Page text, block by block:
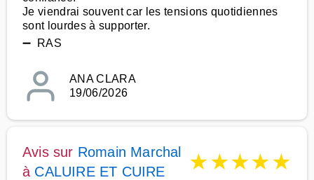
Je viendrai souvent car les tensions quotidiennes
sont lourdes à supporter.
➖ RAS
ANA CLARA
19/06/2026
Avis sur Romain Marchal
à CALUIRE ET CUIRE ★★★★★